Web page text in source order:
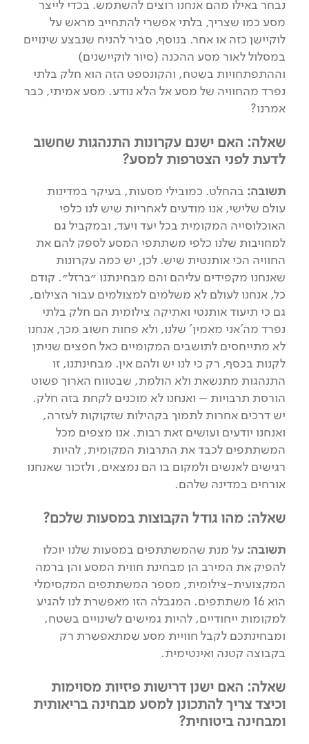
נבחר באילו מהם אנחנו רוצים להשתמש. בכדי לייצר
מסע כמו שצריך, בלתי אפשרי להתחייב מראש על
לוקיישן כזה או אחר. בנוסף, סביר להניח שנבצע שינויים
במסלול לאור מסע ההכנה (סיור לוקיישנים)
וההתפתחויות בשטח, והקונספט הזה הוא חלק בלתי
נפרד מהחוויה של מסע אל הלא נודע. מסע אמיתי, כבר
אמרנו?
שאלה: האם ישנם עקרונות התנהגות שחשוב
לדעת לפני הצטרפות למסע?
תשובה: בהחלט. כמובילי מסעות, בעיקר במדינות
עולם שלישי, אנו מודעים לאחריות שיש לנו כלפי
האוכלוסייה המקומית בכל יעד ויעד, ובמקביל גם
למחויבות שלנו כלפי משתתפי המסע לספק להם את
החוויה הכי אותנטית שיש. לכן, יש כמה עקרונות
שאנחנו מקפידים עליהם והם מבחינתנו ״ברזל״. קודם
כל, אנחנו לעולם לא משלמים למצולמים עבור הצילום,
גם כי תיעוד אותנטי ואתיקה צילומית הם חלק בלתי
נפרד מה'אני מאמין' שלנו, ולא פחות חשוב מכך, אנחנו
לא מתייחסים לתושבים המקומיים כאל חפצים שניתן
לקנות בכסף, רק כי לנו יש ולהם אין. מבחינתנו, זו
התנהגות מתנשאת ולא הולמת, שבטווח הארוך פשוט
הורסת תרבויות – ואנחנו לא מוכנים לקחת בזה חלק.
יש דרכים אחרות לתמוך בקהילות שזקוקות לעזרה,
ואנחנו יודעים ועושים זאת רבות. אנו מצפים מכל
המשתתפים לכבד את התרבות המקומית, להיות
רגישים לאנשים ולמקום בו הם נמצאים, ולזכור שאנחנו
אורחים במדינה שלהם.
שאלה: מהו גודל הקבוצות במסעות שלכם?
תשובה: על מנת שהמשתתפים במסעות שלנו יוכלו
להפיק את המירב הן מבחינת חווית המסע והן ברמה
המקצועית-צילומית, מספר המשתתפים המקסימלי
הוא 16 משתתפים. המגבלה הזו מאפשרת לנו להגיע
למקומות ייחודיים, להיות גמישים לשינויים בשטח,
ומבחינתכם לקבל חוויית מסע שמתאפשרת רק
בקבוצה קטנה ואינטימית.
שאלה: האם ישנן דרישות פיזיות מסוימות
וכיצד צריך להתכונן למסע מבחינה בריאותית
ומבחינה ביטוחית?